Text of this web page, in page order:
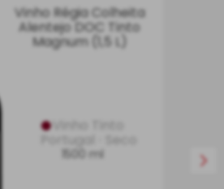
Vinho Régia Colheita
Alentejo DOC Tinto
Magnum (1,5 L)
Portugal Seco
1500 ml